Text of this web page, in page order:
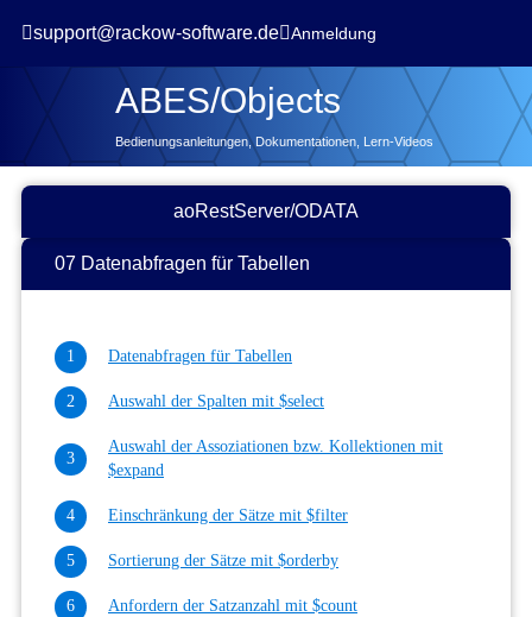
support@rackow-software.deAnmeldung
ABES/Objects
Bedienungsanleitungen, Dokumentationen, Lern-Videos
aoRestServer/ODATA
07 Datenabfragen für Tabellen
Datenabfragen für Tabellen
Auswahl der Spalten mit $select
Auswahl der Assoziationen bzw. Kollektionen mit
$expand
Einschränkung der Sätze mit $filter
Sortierung der Sätze mit $orderby
Anfordern der Satzanzahl mit $count